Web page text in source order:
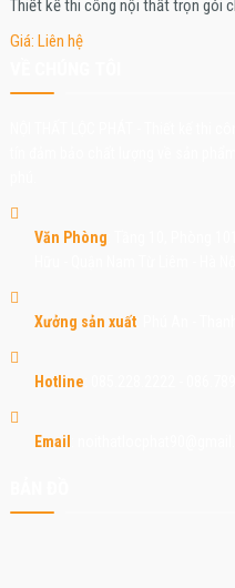
Thiết kế thi công nội thất trọn gói
Giá: Liên hệ
Văn Phòng
Xưởng sản xuất: Phú An -
Hotline
Email